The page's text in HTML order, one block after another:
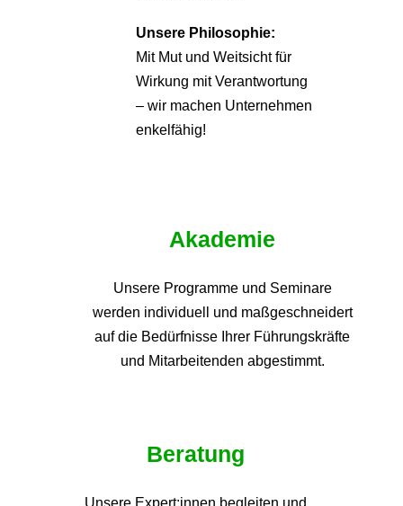
Unsere Philosophie:
Mit Mut und Weitsicht für
Wirkung mit Verantwortung
– wir machen Unternehmen
enkelfähig!
Akademie
Unsere Programme und Seminare
werden individuell und maßgeschneidert
auf die Bedürfnisse Ihrer Führungskräfte
und Mitarbeitenden abgestimmt.
Beratung
Unsere Expert:innen begleiten und